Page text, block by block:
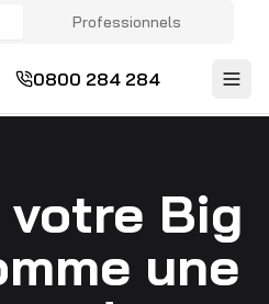
Professionnels
0800 284 284
Big
une